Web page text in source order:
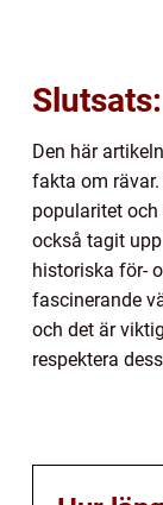
Slutsats:
Den här
fakta om
popularitet och
också tagit
historiska för-
fascinerande
och det är
respektera